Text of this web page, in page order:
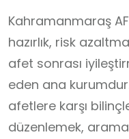
Kahramanmaraş
hazırlık, risk
afet sonrası
eden ana
afetlere karşı
düzenlemek,